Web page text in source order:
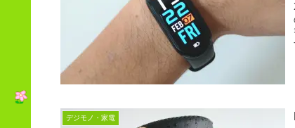
デジモノ・家電